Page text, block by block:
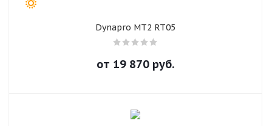
Dynapro MT2 RT05
от 19 870 руб.